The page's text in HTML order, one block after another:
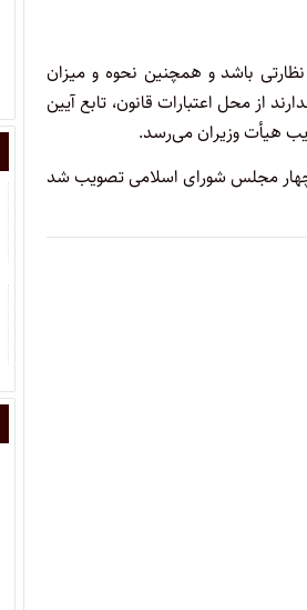
باشد و همچنین نحوه و میزان
از محل اعتبارات قانون، تابع آیین‌
هیأت وزیران می‌رسد.
چهار مجلس شورای اسلامی تصویب شد